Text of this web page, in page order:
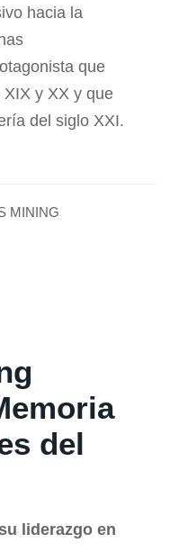
hacia la
que
y XX y que
del siglo XXI.
MINING
del
liderazgo en